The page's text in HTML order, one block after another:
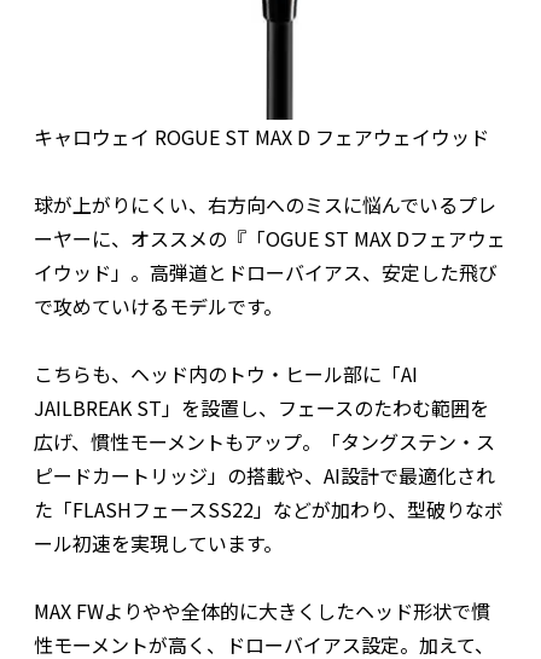
キャロウェイ ROGUE ST MAX D フェアウェイウッド
球が上がりにくい、右方向へのミスに悩んでいるプレ
ーヤーに、オススメの『「OGUE ST MAX Dフェアウェ
イウッド」。高弾道とドローバイアス、安定した飛び
で攻めていけるモデルです。
こちらも、ヘッド内のトウ・ヒール部に「AI
JAILBREAK ST」を設置し、フェースのたわむ範囲を
広げ、慣性モーメントもアップ。「タングステン・ス
ピードカートリッジ」の搭載や、AI設計で最適化され
た「FLASHフェースSS22」などが加わり、型破りなボ
ール初速を実現しています。
MAX FWよりやや全体的に大きくしたヘッド形状で慣
性モーメントが高く、ドローバイアス設定。加えて、